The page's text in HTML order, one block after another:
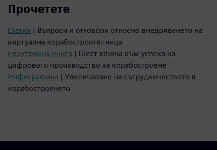
Прочетете
Статия | Въпроси и отговори относно внедряването на
виртуална корабостроителница
Електронна книга | Шест ключа към успеха на
цифровото производство за корабостроене
Инфографика | Увеличаване на сътрудничеството в
корабостроенето